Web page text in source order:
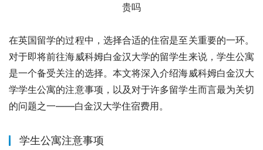
在英国留学的过程中，选择合适的住宿是至关重要的一环。
对于即将前往海威科姆白金汉大学的留学生来说，学生公寓
是一个备受关注的选择。本文将深入介绍海威科姆白金汉大
学学生公寓的注意事项，以及对于许多留学生而言最为关切
的问题之一——白金汉大学住宿费用。
学生公寓注意事项